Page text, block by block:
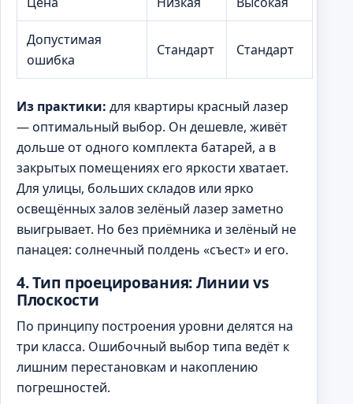
Допустимая
ошибка
Стандарт Стандарт
Из практики: для квартиры красный лазер
— оптимальный выбор. Он дешевле, живёт
дольше от одного комплекта батарей, а в
закрытых помещениях его яркости хватает.
Для улицы, больших складов или ярко
освещённых залов зелёный лазер заметно
выигрывает. Но без приёмника и зелёный не
панацея: солнечный полдень «съест» и его.
4. Тип проецирования: Линии vs
Плоскости
По принципу построения уровни делятся на
три класса. Ошибочный выбор типа ведёт к
лишним перестановкам и накоплению
погрешностей.